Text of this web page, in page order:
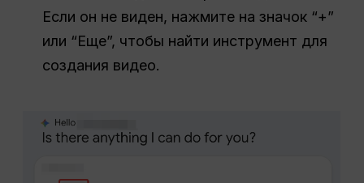
Если он не виден, нажмите на значок “+”
или “Еще”, чтобы найти инструмент для
создания видео.